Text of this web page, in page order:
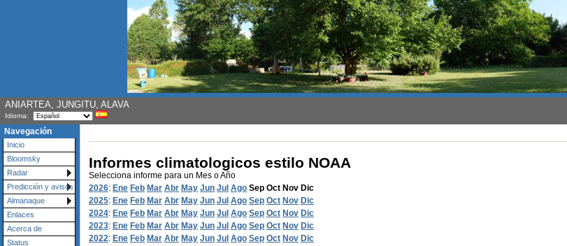
ANIARTEA, JUNGITU, ALAVA
Idioma:
Navegación
Inicio
Bloomsky
Radar
Predicción y avisos
Almanaque
Enlaces
Acerca de
Status
Informes climatologicos estilo NOAA
Selecciona informe para un Mes o Año
2026: Ene Feb Mar Abr May Jun Jul Ago Sep Oct Nov Dic
2025: Ene Feb Mar Abr May Jun Jul Ago Sep Oct Nov Dic
2024: Ene Feb Mar Abr May Jun Jul Ago Sep Oct Nov Dic
2023: Ene Feb Mar Abr May Jun Jul Ago Sep Oct Nov Dic
2022: Ene Feb Mar Abr May Jun Jul Ago Sep Oct Nov Dic